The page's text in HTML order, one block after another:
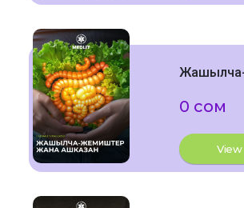
0 сом
View